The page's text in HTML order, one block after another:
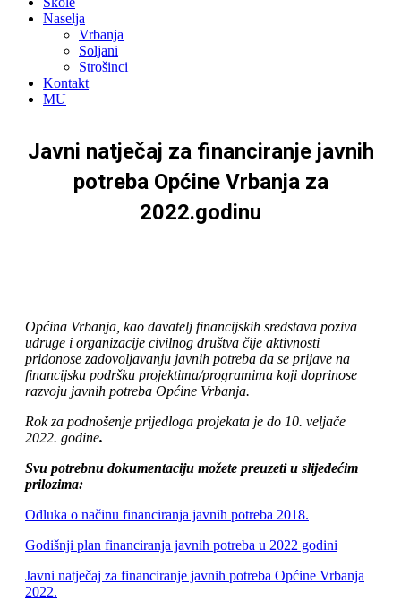
Naselja
Vrbanja
Soljani
Strošinci
Kontakt
MU
Javni natječaj za financiranje javnih
potreba Općine Vrbanja za
2022.godinu
Općina Vrbanja, kao davatelj financijskih sredstava poziva
udruge i organizacije civilnog društva čije aktivnosti
pridonose zadovoljavanju javnih potreba da se prijave na
financijsku podršku projektima/programima koji doprinose
razvoju javnih potreba Općine Vrbanja.
Rok za podnošenje prijedloga projekata je do 10. veljače
2022. godine.
Svu potrebnu dokumentaciju možete preuzeti u slijedećim
prilozima:
Odluka o načinu financiranja javnih potreba 2018.
Godišnji plan financiranja javnih potreba u 2022 godini
Javni natječaj za financiranje javnih potreba Općine Vrbanja
2022.